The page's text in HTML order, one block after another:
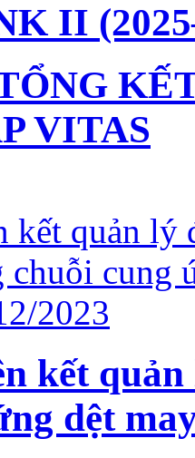
II
VITAS
kết
dệt